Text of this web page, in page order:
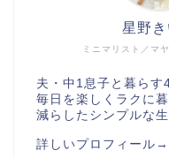
ミニマリスト／マ
星野き
夫・中1息子と暮らす
毎日を楽しくラクに
減らしたシンプルな
詳しいプロフィール→